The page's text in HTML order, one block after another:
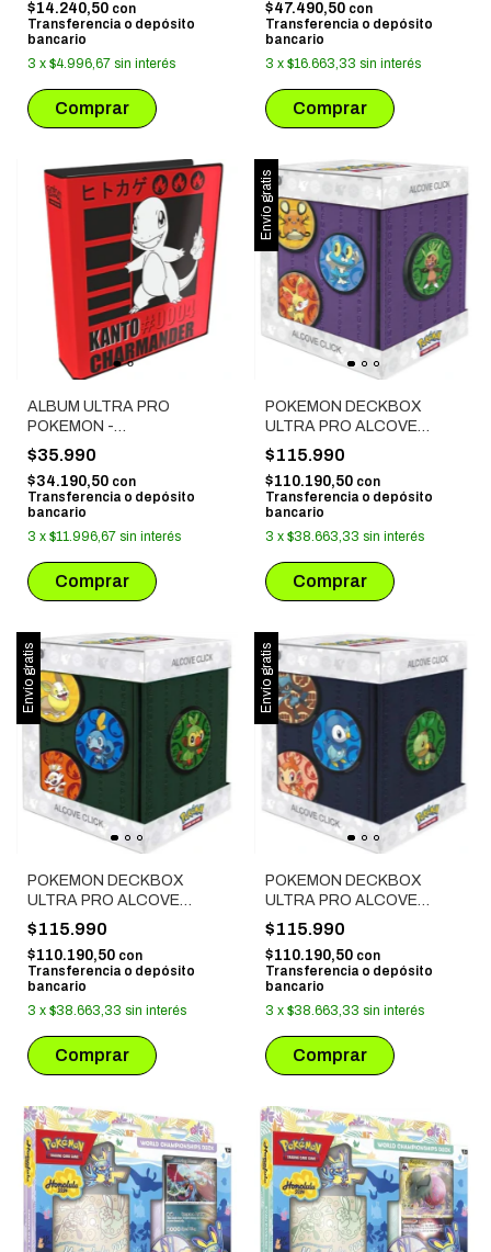
$14.240,50 con
Transferencia o depósito
bancario
3 x $4.996,67 sin interés
$47.490,50 con
Transferencia o depósito
bancario
3 x $16.663,33 sin interés
ALBUM ULTRA PRO
POKEMON -
CHARMANDER
$35.990
$34.190,50 con
Transferencia o depósito
bancario
3 x $11.996,67 sin interés
Envío gratis
POKEMON DECKBOX
ULTRA PRO ALCOVE
CLICK - KALOS VIOLETA
$115.990
$110.190,50 con
Transferencia o depósito
bancario
3 x $38.663,33 sin interés
Envío gratis
POKEMON DECKBOX
ULTRA PRO ALCOVE
CLICK - GALAR VERDE
$115.990
$110.190,50 con
Transferencia o depósito
bancario
3 x $38.663,33 sin interés
Envío gratis
POKEMON DECKBOX
ULTRA PRO ALCOVE
CLICK - SINNOH AZUL
$115.990
$110.190,50 con
Transferencia o depósito
bancario
3 x $38.663,33 sin interés